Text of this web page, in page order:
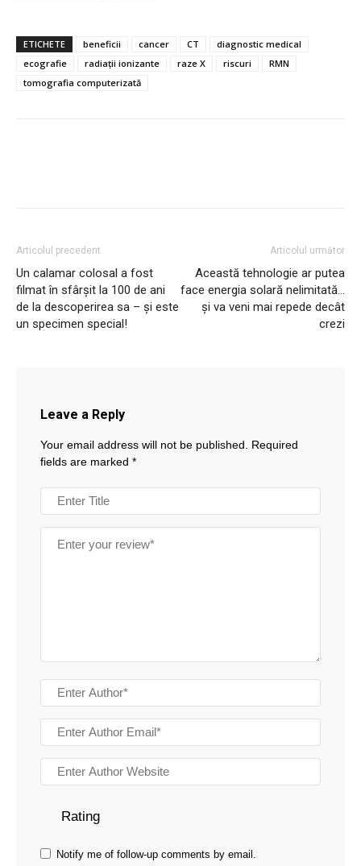
ETICHETE beneficii cancer CT
diagnostic medical
ecografie
radiații ionizante raze X riscuri
RMN
tomografia computerizată
Articolul precedent
Un calamar colosal a fost
filmat în sfârșit la 100 de ani
de la descoperirea sa – și este
un specimen special!
Articolul următor
Această tehnologie ar putea
face energia solară nelimitată…
și va veni mai repede decât
crezi
Leave a Reply
Your email address will not be published.
Required
fields are marked *
Rating
Notify me of follow-up comments by email.